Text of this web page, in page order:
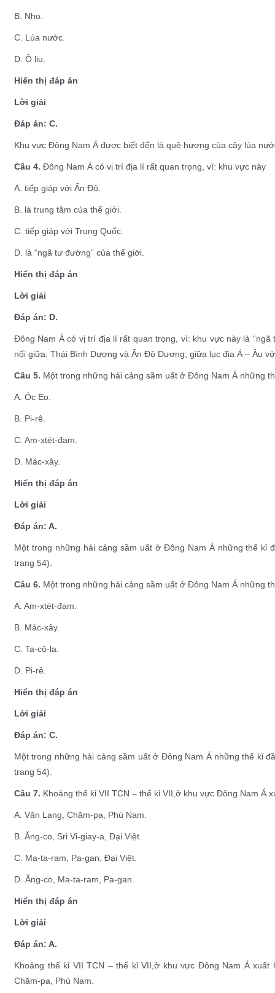
B. Nho.
C. Lúa nước.
D. Ô liu.
Hiển thị đáp án
Lời giải
Đáp án: C.
Khu vực Đông Nam Á được biết đến là quê hương của cây lúa
Câu 4. Đông Nam Á có vị trí địa lí rất quan trọng, vì: khu vực này
A. tiếp giáp với Ấn Độ.
B. là trung tâm của thế giới.
C. tiếp giáp với Trung Quốc.
D. là “ngã tư đường” của thế giới.
Hiển thị đáp án
Lời giải
Đáp án: D.
Đông Nam Á có vị trí địa lí rất quan trọng, vì: khu vực này là
nối giữa: Thái Bình Dương và Ấn Độ Dương; giữa lục địa Á – Âu
Câu 5. Một trong những hải cảng sầm uất ở Đông Nam Á những
A. Óc Eo.
B. Pi-rê.
C. Am-xtét-đam.
D. Mác-xây.
Hiển thị đáp án
Lời giải
Đáp án: A.
Một trong những hải cảng sầm uất ở Đông Nam Á những thế kỉ
trang 54).
Câu 6. Một trong những hải cảng sầm uất ở Đông Nam Á những
A. Am-xtét-đam.
B. Mác-xây.
C. Ta-cô-la.
D. Pi-rê.
Hiển thị đáp án
Lời giải
Đáp án: C.
Một trong những hải cảng sầm uất ở Đông Nam Á những thế kỉ
trang 54).
Câu 7. Khoảng thế kỉ VII TCN – thế kỉ VII,ở khu vực Đông Nam Á
A. Văn Lang, Chăm-pa, Phù Nam.
B. Ăng-co, Sri Vi-giay-a, Đại Việt.
C. Ma-ta-ram, Pa-gan, Đại Việt.
D. Ăng-co, Ma-ta-ram, Pa-gan.
Hiển thị đáp án
Lời giải
Đáp án: A.
Khoảng thế kỉ VII TCN – thế kỉ VII,ở khu vực Đông Nam Á
Chăm-pa, Phù Nam.